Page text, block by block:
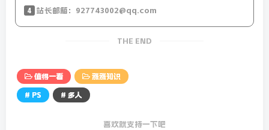
和包装方式的影响
并不意味着更有营养
4 站长邮箱：927743002@qq.com
THE END
值得一看 涨涨知识
# PS # 多人
喜欢就支持一下吧